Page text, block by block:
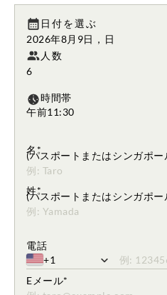
日付を選ぶ
2026年8月9日，日
人数
6
時間帯
午前11:30
名*
(パスポートまたはシンガポ
アルファベットのみ入力して
姓*
(パスポートまたはシンガポ
電話
+1
電話番号を正しく入力してく
Eメール*